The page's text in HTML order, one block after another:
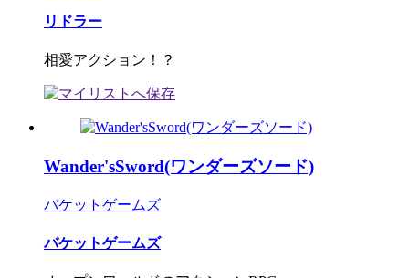
リドラー
相愛アクション！？
Wander'sSword(ワンダーズソード)
バケットゲームズ
バケットゲームズ